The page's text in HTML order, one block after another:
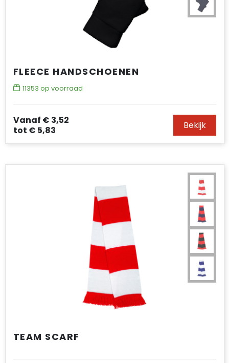
FLEECE HANDSCHOENEN
11353 op voorraad
Vanaf € 3,52
tot € 5,83 Bekijk
TEAM SCARF